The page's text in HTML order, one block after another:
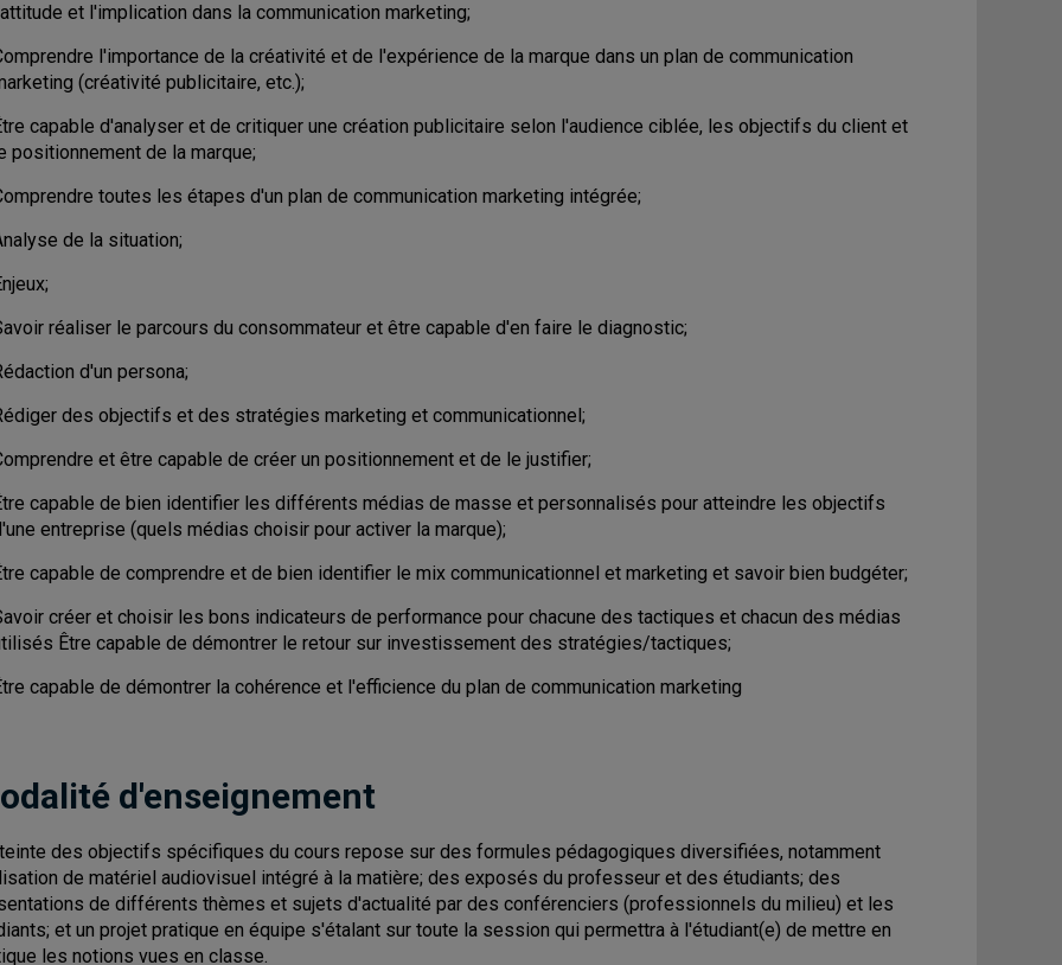
et l'implication dans la communication marketing;
l'importance de la créativité et de l'expérience de la marque dans un plan de communication
(créativité publicitaire, etc.);
capable d'analyser et de critiquer une création publicitaire selon l'audience ciblée, les objectifs du client et
positionnement de la marque;
toutes les étapes d'un plan de communication marketing intégrée;
de la situation;
réaliser le parcours du consommateur et être capable d'en faire le diagnostic;
d'un persona;
des objectifs et des stratégies marketing et communicationnel;
et être capable de créer un positionnement et de le justifier;
capable de bien identifier les différents médias de masse et personnalisés pour atteindre les objectifs
entreprise (quels médias choisir pour activer la marque);
capable de comprendre et de bien identifier le mix communicationnel et marketing et savoir bien budgéter;
créer et choisir les bons indicateurs de performance pour chacune des tactiques et chacun des médias
Être capable de démontrer le retour sur investissement des stratégies/tactiques;
capable de démontrer la cohérence et l'efficience du plan de communication marketing
d'enseignement
des objectifs spécifiques du cours repose sur des formules pédagogiques diversifiées, notamment
de matériel audiovisuel intégré à la matière; des exposés du professeur et des étudiants; des
de différents thèmes et sujets d'actualité par des conférenciers (professionnels du milieu) et les
et un projet pratique en équipe s'étalant sur toute la session qui permettra à l'étudiant(e) de mettre en
les notions vues en classe.